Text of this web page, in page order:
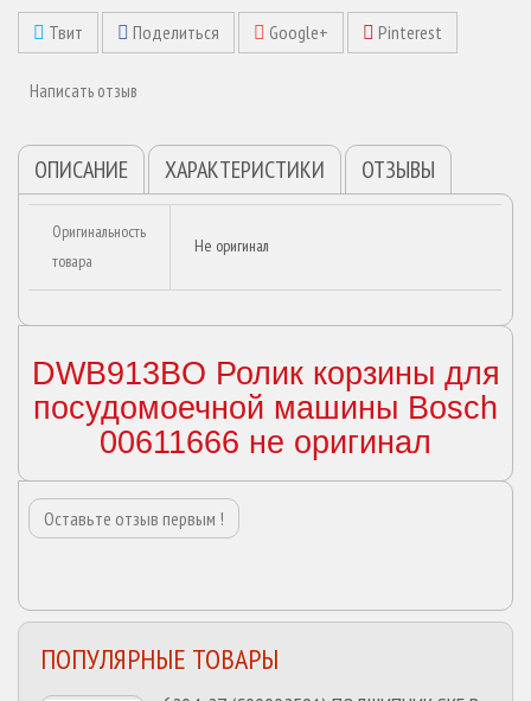
Твит Поделиться Google+ Pinterest
Написать отзыв
ОПИСАНИЕ ХАРАКТЕРИСТИКИ ОТЗЫВЫ
Оригинальность
товара
Не оригинал
DWB913BO Ролик корзины для
посудомоечной машины Bosch
00611666 не оригинал
Оставьте отзыв первым !
ПОПУЛЯРНЫЕ ТОВАРЫ